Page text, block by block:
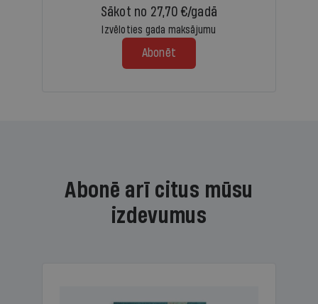
Sākot no 27,70 €/gadā
Izvēloties gada maksājumu
Abonēt
Abonē arī citus mūsu
izdevumus